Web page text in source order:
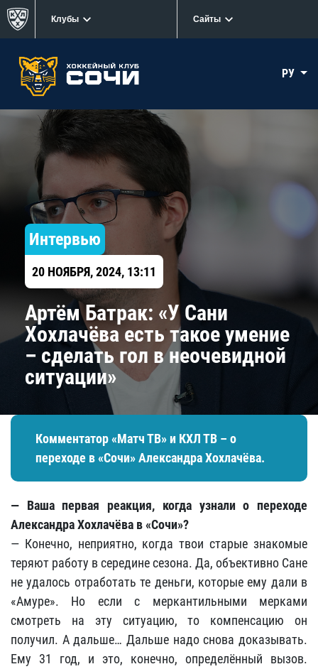
Клубы Сайты
РУ
Интервью
20 НОЯБРЯ, 2024, 13:11
Артём Батрак: «У Сани
Хохлачёва есть такое умение
– сделать гол в неочевидной
ситуации»
Комментатор «Матч ТВ» и КХЛ ТВ – о
переходе в «Сочи» Александра Хохлачёва.
— Ваша первая реакция, когда узнали о переходе
Александра Хохлачёва в «Сочи»?
— Конечно, неприятно, когда твои старые знакомые
теряют работу в середине сезона. Да, объективно Сане
не удалось отработать те деньги, которые ему дали в
«Амуре». Но если с меркантильными мерками
смотреть на эту ситуацию, то компенсацию он
получил. А дальше… Дальше надо снова доказывать.
Ему 31 год, и это, конечно, определённый вызов.